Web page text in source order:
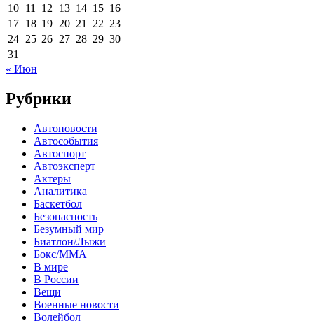
10 11 12 13 14 15 16
17 18 19 20 21 22 23
24 25 26 27 28 29 30
31
« Июн
Рубрики
Автоновости
Автособытия
Автоспорт
Автоэксперт
Актеры
Аналитика
Баскетбол
Безопасность
Безумный мир
Биатлон/Лыжи
Бокс/MMA
В мире
В России
Вещи
Военные новости
Волейбол